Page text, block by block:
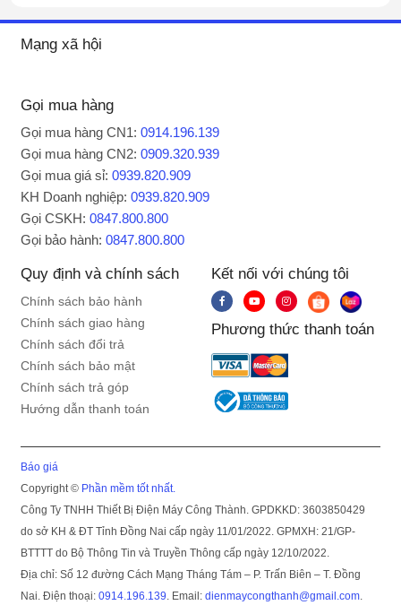
tưởng cho mọi gia đình. Nấu ăn trở nên dễ dàng và
Thông số kỹ thuật
Model:
Màu sắc: trắng
Nhà sản xuất:
12 Tháng
Địa điểm bảo hành: Bảo Hành Chính Hãng
Loại nồi: Nồi cơm điện nắp gài
Dung tích:
Công suất:
Chất liệu lòng nồi: Hợp kim nhôm phủ chống dính
Màn hình hiển thị: Không
Xửng hấp, muỗng cơm, cốc đong
Khối lượng sản phẩm (kg): 2.3 kg
Kết nối với chúng tôi
Phương thức thanh toán
Gọi mua hàng
Gọi mua hàng CN1:0914.196.139
Gọi mua hàng CN2:0909.320.939
Gọi mua giá sỉ:0939.820.909
KH Doanh nghiệp:0939.820.909
Gọi CSKH:0847.800.800
Gọi bảo hành:0847.800.800
Quy định và chính sách
Chính sách bảo hành
Chính sách giao hàng
Chính sách đổi trả
Chính sách bảo mật
Chính sách trả góp
Hướng dẫn thanh toán
Mạng xã hội
Báo giá
Copyright © Phần mềm tốt nhất.
Công Ty TNHH Thiết Bị Điện Máy Công Thành. GPDKKD: 3603850429
do sở KH & ĐT Tỉnh Đồng Nai cấp ngày 11/01/2022. GPMXH: 21/GP-
BTTTT do Bộ Thông Tin và Truyền Thông cấp ngày 12/10/2022.
Địa chỉ: Số 12 đường Cách Mạng Tháng Tám – P. Trấn Biên – T. Đồng
Nai. Điện thoại:0914.196.139. Email:dienmaycongthanh@gmail.com.